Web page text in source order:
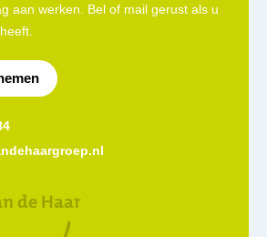
aan werken. Bel of mail gerust als u
de Haar